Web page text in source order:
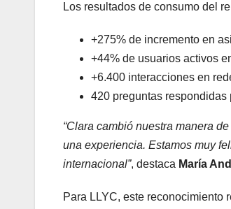
Los resultados de consumo del
+275% de incremento en
+44% de usuarios activos
+6.400 interacciones en
420 preguntas respondidas
“Clara cambió nuestra manera
una experiencia. Estamos muy
internacional”, destaca María
Para LLYC, este reconocimiento